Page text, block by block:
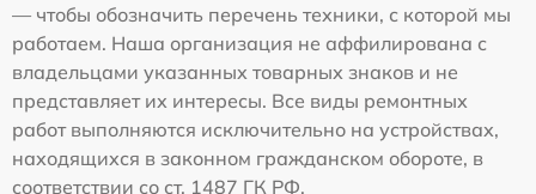
— чтобы обозначить перечень техники, с которой мы
работаем. Наша организация не аффилирована с
владельцами указанных товарных знаков и не
представляет их интересы. Все виды ремонтных
работ выполняются исключительно на устройствах,
находящихся в законном гражданском обороте, в
соответствии со ст. 1487 ГК РФ.